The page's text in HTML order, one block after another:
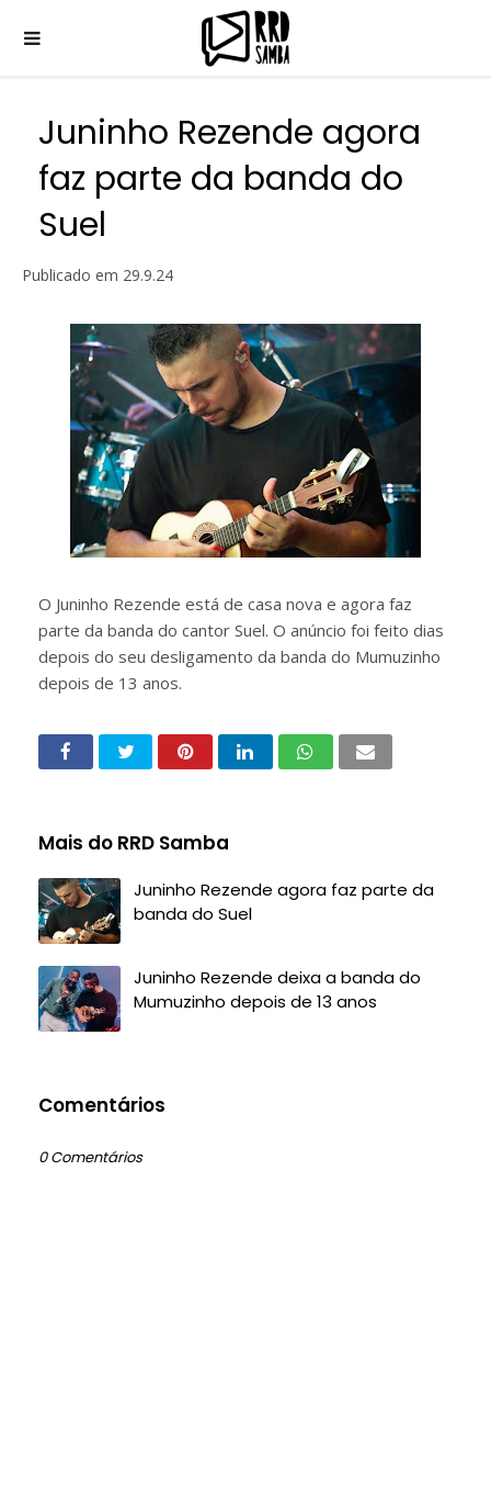
Juninho Rezende agora
faz parte da banda do
Suel
Publicado em 29.9.24
O Juninho Rezende está de casa nova e agora faz
parte da banda do cantor Suel. O anúncio foi feito dias
depois do seu desligamento da banda do Mumuzinho
depois de 13 anos.
Mais do RRD Samba
Juninho Rezende agora faz parte da
banda do Suel
Juninho Rezende deixa a banda do
Mumuzinho depois de 13 anos
Comentários
0 Comentários